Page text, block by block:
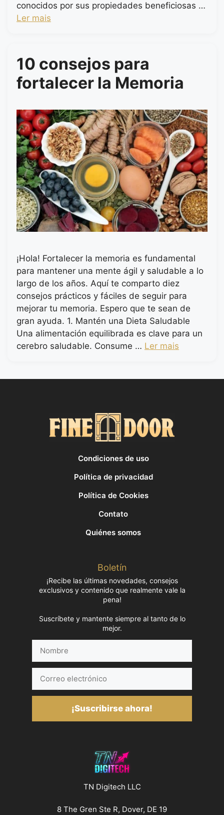
conocidos por sus propiedades beneficiosas …
Ler mais
10 consejos para
fortalecer la Memoria
¡Hola! Fortalecer la memoria es fundamental
para mantener una mente ágil y saludable a lo
largo de los años. Aquí te comparto diez
consejos prácticos y fáciles de seguir para
mejorar tu memoria. Espero que te sean de
gran ayuda. 1. Mantén una Dieta Saludable
Una alimentación equilibrada es clave para un
cerebro saludable. Consume … Ler mais
Condiciones de uso
Política de privacidad
Política de Cookies
Contato
Quiénes somos
Boletín
¡Recibe las últimas novedades, consejos
exclusivos y contenido que realmente vale la
pena!
Suscríbete y mantente siempre al tanto de lo
mejor.
electrónico
¡Suscribirse ahora!
TN Digitech LLC
8 The Gren Ste R, Dover, DE 19